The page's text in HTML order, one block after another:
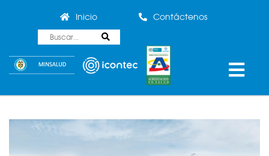
Inicio Contáctenos